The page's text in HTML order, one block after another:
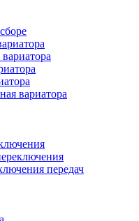
вариатора
передач